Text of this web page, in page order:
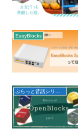
EasyBlocks
ぷらっと昔話シリーズ